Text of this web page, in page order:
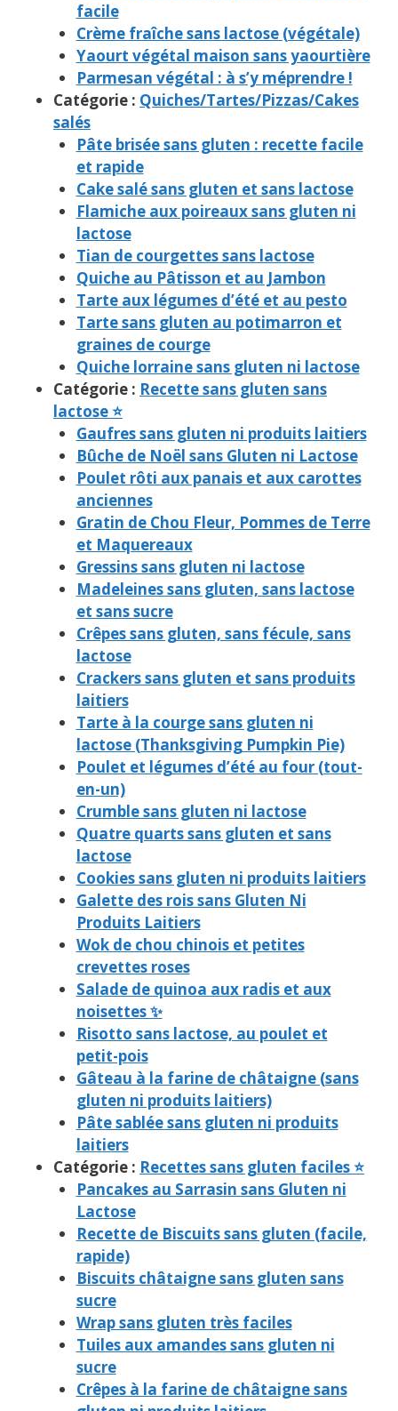
facile
Crème fraîche sans lactose (végétale)
Yaourt végétal maison sans yaourtière
Parmesan végétal : à s’y méprendre !
Catégorie : Quiches/Tartes/Pizzas/Cakes
salés
Pâte brisée sans gluten : recette facile
et rapide
Cake salé sans gluten et sans lactose
Flamiche aux poireaux sans gluten ni
lactose
Tian de courgettes sans lactose
Quiche au Pâtisson et au Jambon
Tarte aux légumes d’été et au pesto
Tarte sans gluten au potimarron et
graines de courge
Quiche lorraine sans gluten ni lactose
Catégorie : Recette sans gluten sans
lactose ⭐
Gaufres sans gluten ni produits laitiers
Bûche de Noël sans Gluten ni Lactose
Poulet rôti aux panais et aux carottes
anciennes
Gratin de Chou Fleur, Pommes de Terre
et Maquereaux
Gressins sans gluten ni lactose
Madeleines sans gluten, sans lactose
et sans sucre
Crêpes sans gluten, sans fécule, sans
lactose
Crackers sans gluten et sans produits
laitiers
Tarte à la courge sans gluten ni
lactose (Thanksgiving Pumpkin Pie)
Poulet et légumes d’été au four (tout-
en-un)
Crumble sans gluten ni lactose
Quatre quarts sans gluten et sans
lactose
Cookies sans gluten ni produits laitiers
Galette des rois sans Gluten Ni
Produits Laitiers
Wok de chou chinois et petites
crevettes roses
Salade de quinoa aux radis et aux
noisettes ✨
Risotto sans lactose, au poulet et
petit-pois
Gâteau à la farine de châtaigne (sans
gluten ni produits laitiers)
Pâte sablée sans gluten ni produits
laitiers
Catégorie : Recettes sans gluten faciles ⭐
Pancakes au Sarrasin sans Gluten ni
Lactose
Recette de Biscuits sans gluten (facile,
rapide)
Biscuits châtaigne sans gluten sans
sucre
Wrap sans gluten très faciles
Tuiles aux amandes sans gluten ni
sucre
Crêpes à la farine de châtaigne sans